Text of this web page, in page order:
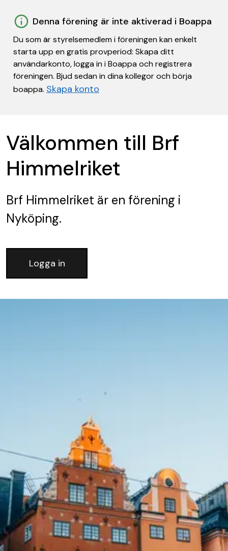
Denna förening är inte aktiverad i Boappa
Du som är styrelsemedlem i föreningen kan enkelt
starta upp en gratis provperiod: Skapa ditt
användarkonto, logga in i Boappa och registrera
föreningen. Bjud sedan in dina kollegor och börja
boappa. Skapa konto
Välkommen till Brf
Himmelriket
Brf Himmelriket är en förening i
Nyköping.
Logga in